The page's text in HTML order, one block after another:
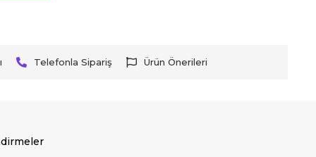
Telefonla Sipariş Ürün Önerileri